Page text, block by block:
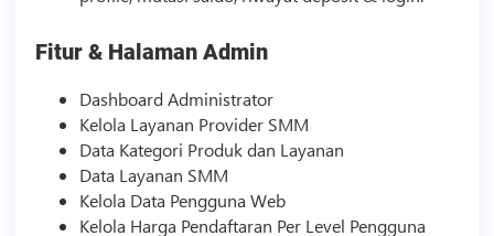
Fitur & Halaman Admin
Dashboard Administrator
Kelola Layanan Provider SMM
Data Kategori Produk dan Layanan
Data Layanan SMM
Kelola Data Pengguna Web
Kelola Harga Pendaftaran Per Level Pengguna